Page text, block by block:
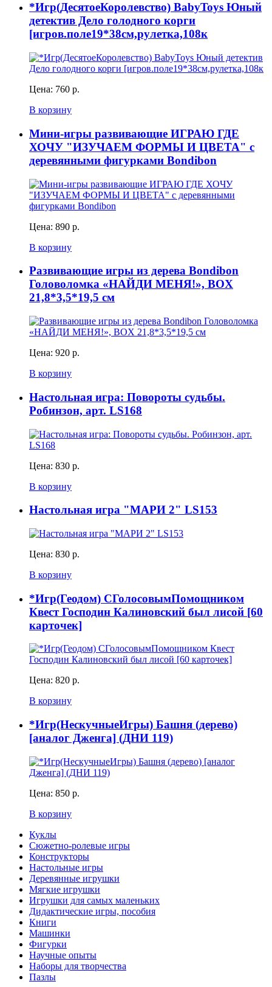
*Игр(ДесятоеКоролевство) BabyToys Юный
детектив Дело голодного корги
[игров.поле19*38см,рулетка,108к
Цена: 760 р.
В корзину
Мини-игры развивающие ИГРАЮ ГДЕ
ХОЧУ "ИЗУЧАЕМ ФОРМЫ И ЦВЕТА" с
деревянными фигурками Bondibon
Цена: 890 р.
В корзину
Развивающие игры из дерева Bondibon
Головоломка «НАЙДИ МЕНЯ!», BOX
21,8*3,5*19,5 см
Цена: 920 р.
В корзину
Настольная игра: Повороты судьбы.
Робинзон, арт. LS168
Цена: 830 р.
В корзину
Настольная игра "МАРИ 2" LS153
Цена: 830 р.
В корзину
*Игр(Геодом) СГолосовымПомощником
Квест Господин Калиновский был лисой [60
карточек]
Цена: 820 р.
В корзину
*Игр(НескучныеИгры) Башня (дерево)
[аналог Дженга] (ДНИ 119)
Цена: 850 р.
В корзину
Куклы
Сюжетно-ролевые игры
Конструкторы
Настольные игры
Деревянные игрушки
Мягкие игрушки
Игрушки для самых маленьких
Дидактические игры, пособия
Книги
Машинки
Фигурки
Научные опыты
Наборы для творчества
Пазлы